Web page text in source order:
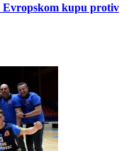
Evropskom kupu protiv